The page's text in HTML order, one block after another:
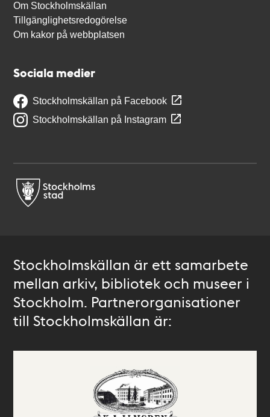
Om Stockholmskällan
Tillgänglighetsredogörelse
Om kakor på webbplatsen
Sociala medier
Stockholmskällan på Facebook
Stockholmskällan på Instagram
Stockholmskällan är ett samarbete
mellan arkiv, bibliotek och museer i
Stockholm. Partnerorganisationer
till Stockholmskällan är: